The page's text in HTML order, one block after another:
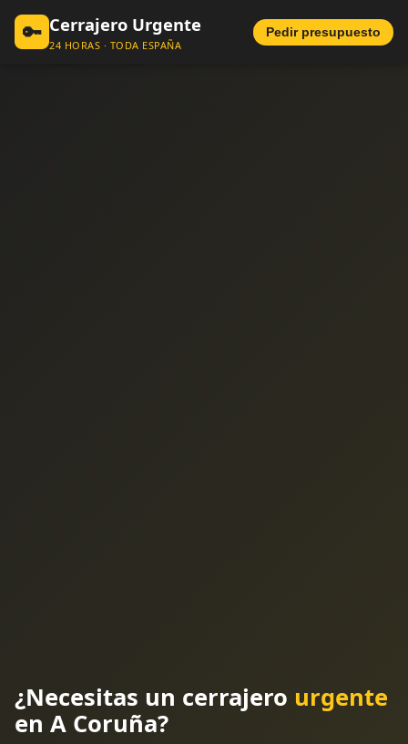
🔑 Cerrajero Urgente
24 HORAS · TODA ESPAÑA
Pedir presupuesto
¿Necesitas un cerrajero urgente
en A Coruña?